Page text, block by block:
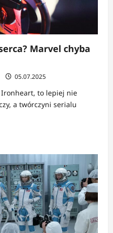
Marvel chyba
05.07.2025
Ironheart, to lepiej nie
a twórczyni serialu